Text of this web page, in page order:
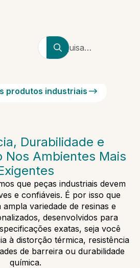
Pesquisa
por
tipos de
produtos industriais
Durabilidade e
Nos Ambientes Mais
que peças industriais devem
e confiáveis. É por isso que
variedade de resinas e
desenvolvidos para
exatas, seja você
à distorção térmica, resistência
de barreira ou durabilidade
química.